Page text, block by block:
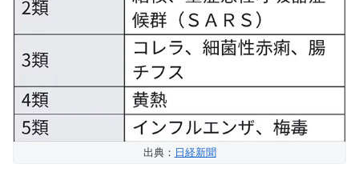
出典： 日経新聞